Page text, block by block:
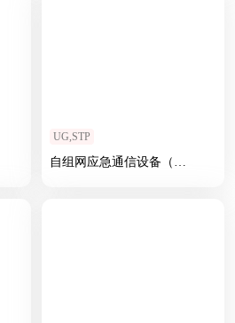
UG,STP